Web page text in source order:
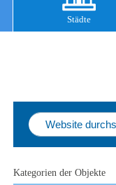
Städte
Kategorien der Objekte